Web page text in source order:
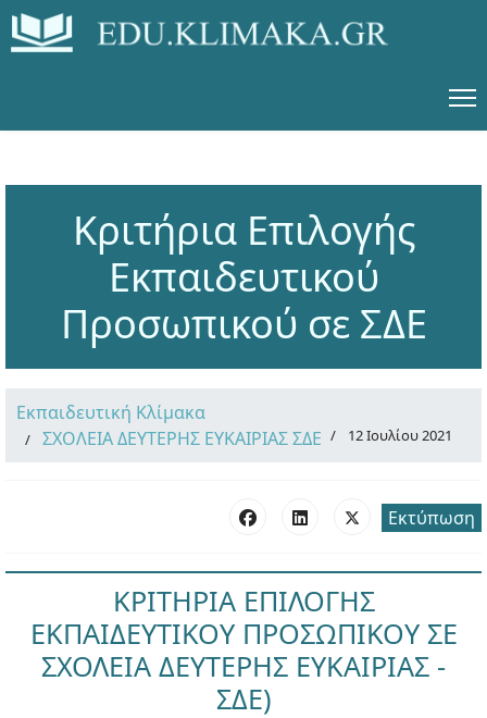
Κριτήρια Επιλογής
Εκπαιδευτικού
Προσωπικού σε ΣΔΕ
Εκπαιδευτική Κλίμακα
ΣΧΟΛΕΙΑ ΔΕΥΤΕΡΗΣ ΕΥΚΑΙΡΙΑΣ ΣΔΕ
12 Ιουλίου 2021
Εκτύπωση
ΚΡΙΤΗΡΙΑ ΕΠΙΛΟΓΗΣ
ΕΚΠΑΙΔΕΥΤΙΚΟΥ ΠΡΟΣΩΠΙΚΟΥ ΣΕ
ΣΧΟΛΕΙΑ ΔΕΥΤΕΡΗΣ ΕΥΚΑΙΡΙΑΣ -
ΣΔΕ)